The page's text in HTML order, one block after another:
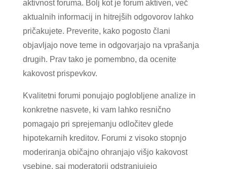
aktivnost foruma. Bolj kot je forum aktiven, več
aktualnih informacij in hitrejših odgovorov lahko
pričakujete. Preverite, kako pogosto člani
objavljajo nove teme in odgovarjajo na vprašanja
drugih. Prav tako je pomembno, da ocenite
kakovost prispevkov.
Kvalitetni forumi ponujajo poglobljene analize in
konkretne nasvete, ki vam lahko resnično
pomagajo pri sprejemanju odločitev glede
hipotekarnih kreditov. Forumi z visoko stopnjo
moderiranja običajno ohranjajo višjo kakovost
vsebine, saj moderatorji odstranjujejo